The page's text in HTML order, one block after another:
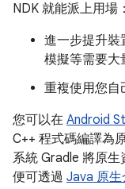
NDK 就能派上用場：
進一步提升裝
模擬等需要大
重複使用您自
您可以在 Android
C++ 程式碼編譯為
系統 Gradle 將原生
便可透過 Java 原生